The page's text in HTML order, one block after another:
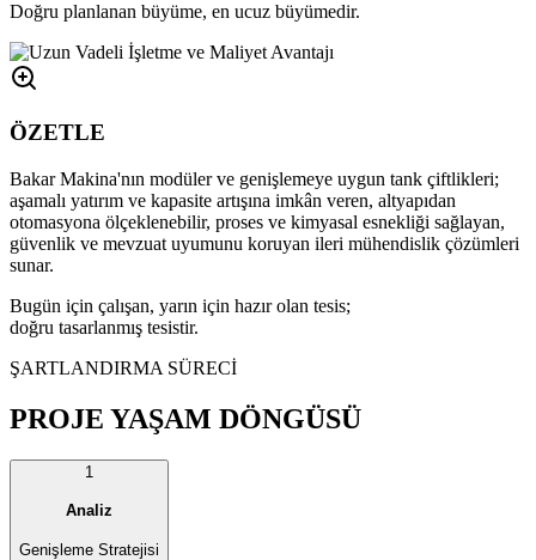
Doğru planlanan büyüme, en ucuz büyümedir.
ÖZETLE
Bakar Makina'nın modüler ve genişlemeye uygun tank çiftlikleri;
aşamalı yatırım ve kapasite artışına imkân veren, altyapıdan
otomasyona ölçeklenebilir, proses ve kimyasal esnekliği sağlayan,
güvenlik ve mevzuat uyumunu koruyan ileri mühendislik çözümleri
sunar.
Bugün için çalışan, yarın için hazır olan tesis;
doğru tasarlanmış tesistir.
ŞARTLANDIRMA SÜRECİ
PROJE YAŞAM DÖNGÜSÜ
1
Analiz
Genişleme Stratejisi